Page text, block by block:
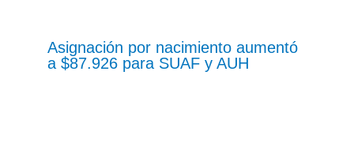
Asignación por nacimiento aumentó
a $87.926 para SUAF y AUH